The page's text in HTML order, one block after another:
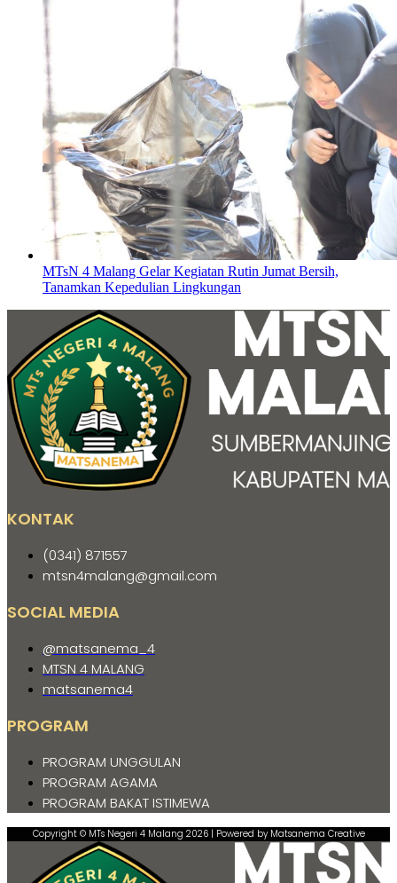
MTsN 4 Malang Gelar Kegiatan Rutin Jumat Bersih,
Tanamkan Kepedulian Lingkungan
KONTAK
(0341) 871557
mtsn4malang@gmail.com
SOCIAL MEDIA
@matsanema_4
MTSN 4 MALANG
matsanema4
PROGRAM
PROGRAM UNGGULAN
PROGRAM AGAMA
PROGRAM BAKAT ISTIMEWA
Copyright © MTs Negeri 4 Malang 2026 | Powered by Matsanema Creative